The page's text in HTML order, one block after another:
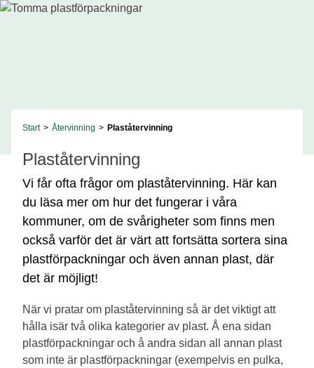
Start > Återvinning > Plaståtervinning
Plaståtervinning
Vi får ofta frågor om plaståtervinning. Här kan
du läsa mer om hur det fungerar i våra
kommuner, om de svårigheter som finns men
också varför det är värt att fortsätta sortera sina
plastförpackningar och även annan plast, där
det är möjligt!
När vi pratar om plaståtervinning så är det viktigt att
hålla isär två olika kategorier av plast. Å ena sidan
plastförpackningar och å andra sidan all annan plast
som inte är plastförpackningar (exempelvis en pulka,